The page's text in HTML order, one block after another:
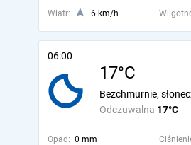
Wiatr:
6 km/h
06:00
17°C
Odczuwalna 17°C
Bezchmurnie,
Opad: 0 mm